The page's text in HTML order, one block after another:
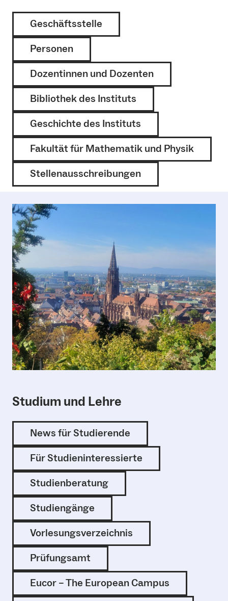
Geschäftsstelle
Personen
Dozentinnen und Dozenten
Bibliothek des Instituts
Geschichte des Instituts
Fakultät für Mathematik und Physik
Stellenausschreibungen
Studium und Lehre
News für Studierende
Für Studieninteressierte
Studienberatung
Studiengänge
Vorlesungsverzeichnis
Prüfungsamt
Eucor – The European Campus